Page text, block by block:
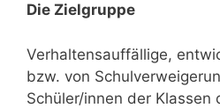
Die Zielgruppe
Verhaltensauffällige,
bzw. von
Schüler/innen der Klassen